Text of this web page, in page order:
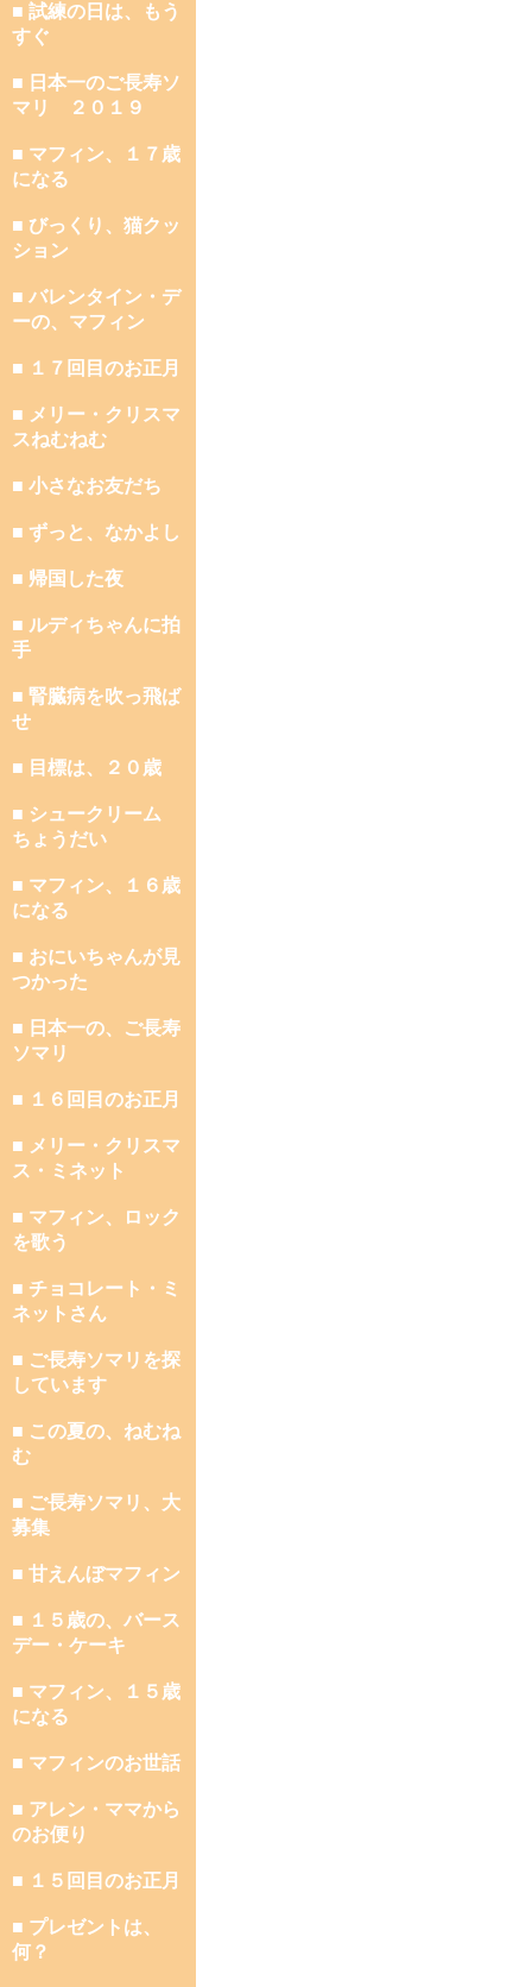
■ 試練の日は、もう
すぐ
■ 日本一のご長寿ソ
マリ ２０１９
■ マフィン、１７歳
になる
■ びっくり、猫クッ
ション
■ バレンタイン・デ
ーの、マフィン
■ １７回目のお正月
■ メリー・クリスマ
スねむねむ
■ 小さなお友だち
■ ずっと、なかよし
■ 帰国した夜
■ ルディちゃんに拍
手
■ 腎臓病を吹っ飛ば
せ
■ 目標は、２０歳
■ シュークリーム
ちょうだい
■ マフィン、１６歳
になる
■ おにいちゃんが見
つかった
■ 日本一の、ご長寿
ソマリ
■ １６回目のお正月
■ メリー・クリスマ
ス・ミネット
■ マフィン、ロック
を歌う
■ チョコレート・ミ
ネットさん
■ ご長寿ソマリを探
しています
■ この夏の、ねむね
む
■ ご長寿ソマリ、大
募集
■ 甘えんぼマフィン
■ １５歳の、バース
デー・ケーキ
■ マフィン、１５歳
になる
■ マフィンのお世話
■ アレン・ママから
のお便り
■ １５回目のお正月
■ プレゼントは、
何？